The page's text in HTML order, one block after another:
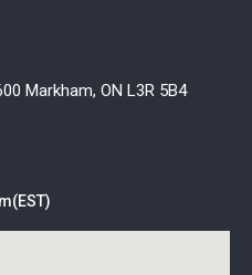
Markham, ON L3R 5B4